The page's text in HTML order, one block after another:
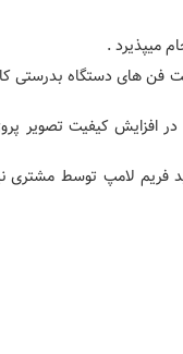
میپذیرد .
فن های دستگاه بدرستی
120 هزار تومان میباشد که البته در افزایش
فریم لامپ توسط مشتری